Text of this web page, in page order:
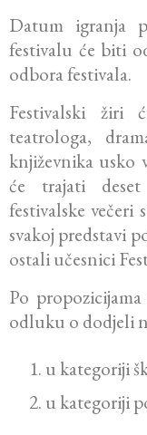
Datum igranja
festivalu će biti
odbora festivala.
Festivalski žiri
teatrologa,
književnika usko
će trajati deset
festivalske
svakoj predstavi
ostali učesnici
Po
odluku o dodjeli
u kategoriji
u kategoriji